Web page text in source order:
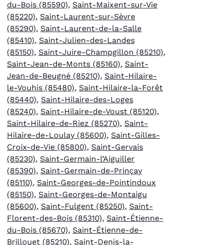
du-Bois (85590), Saint-Maixent-sur-Vie
(85220), Saint-Laurent-sur-Sèvre
(85290), Saint-Laurent-de-la-Salle
(85410), Saint-Julien-des-Landes
(85150), Saint-Juire-Champgillon (85210),
Saint-Jean-de-Monts (85160), Saint-
Jean-de-Beugné (85210), Saint-Hilaire-
le-Vouhis (85480), Saint-Hilaire-la-Forêt
(85440), Saint-Hilaire-des-Loges
(85240), Saint-Hilaire-de-Voust (85120),
Saint-Hilaire-de-Riez (85270), Saint-
Hilaire-de-Loulay (85600), Saint-Gilles-
Croix-de-Vie (85800), Saint-Gervais
(85230), Saint-Germain-l’Aiguiller
(85390), Saint-Germain-de-Prinçay
(85110), Saint-Georges-de-Pointindoux
(85150), Saint-Georges-de-Montaigu
(85600), Saint-Fulgent (85250), Saint-
Florent-des-Bois (85310), Saint-Étienne-
du-Bois (85670), Saint-Étienne-de-
Brillouet (85210), Saint-Denis-la-